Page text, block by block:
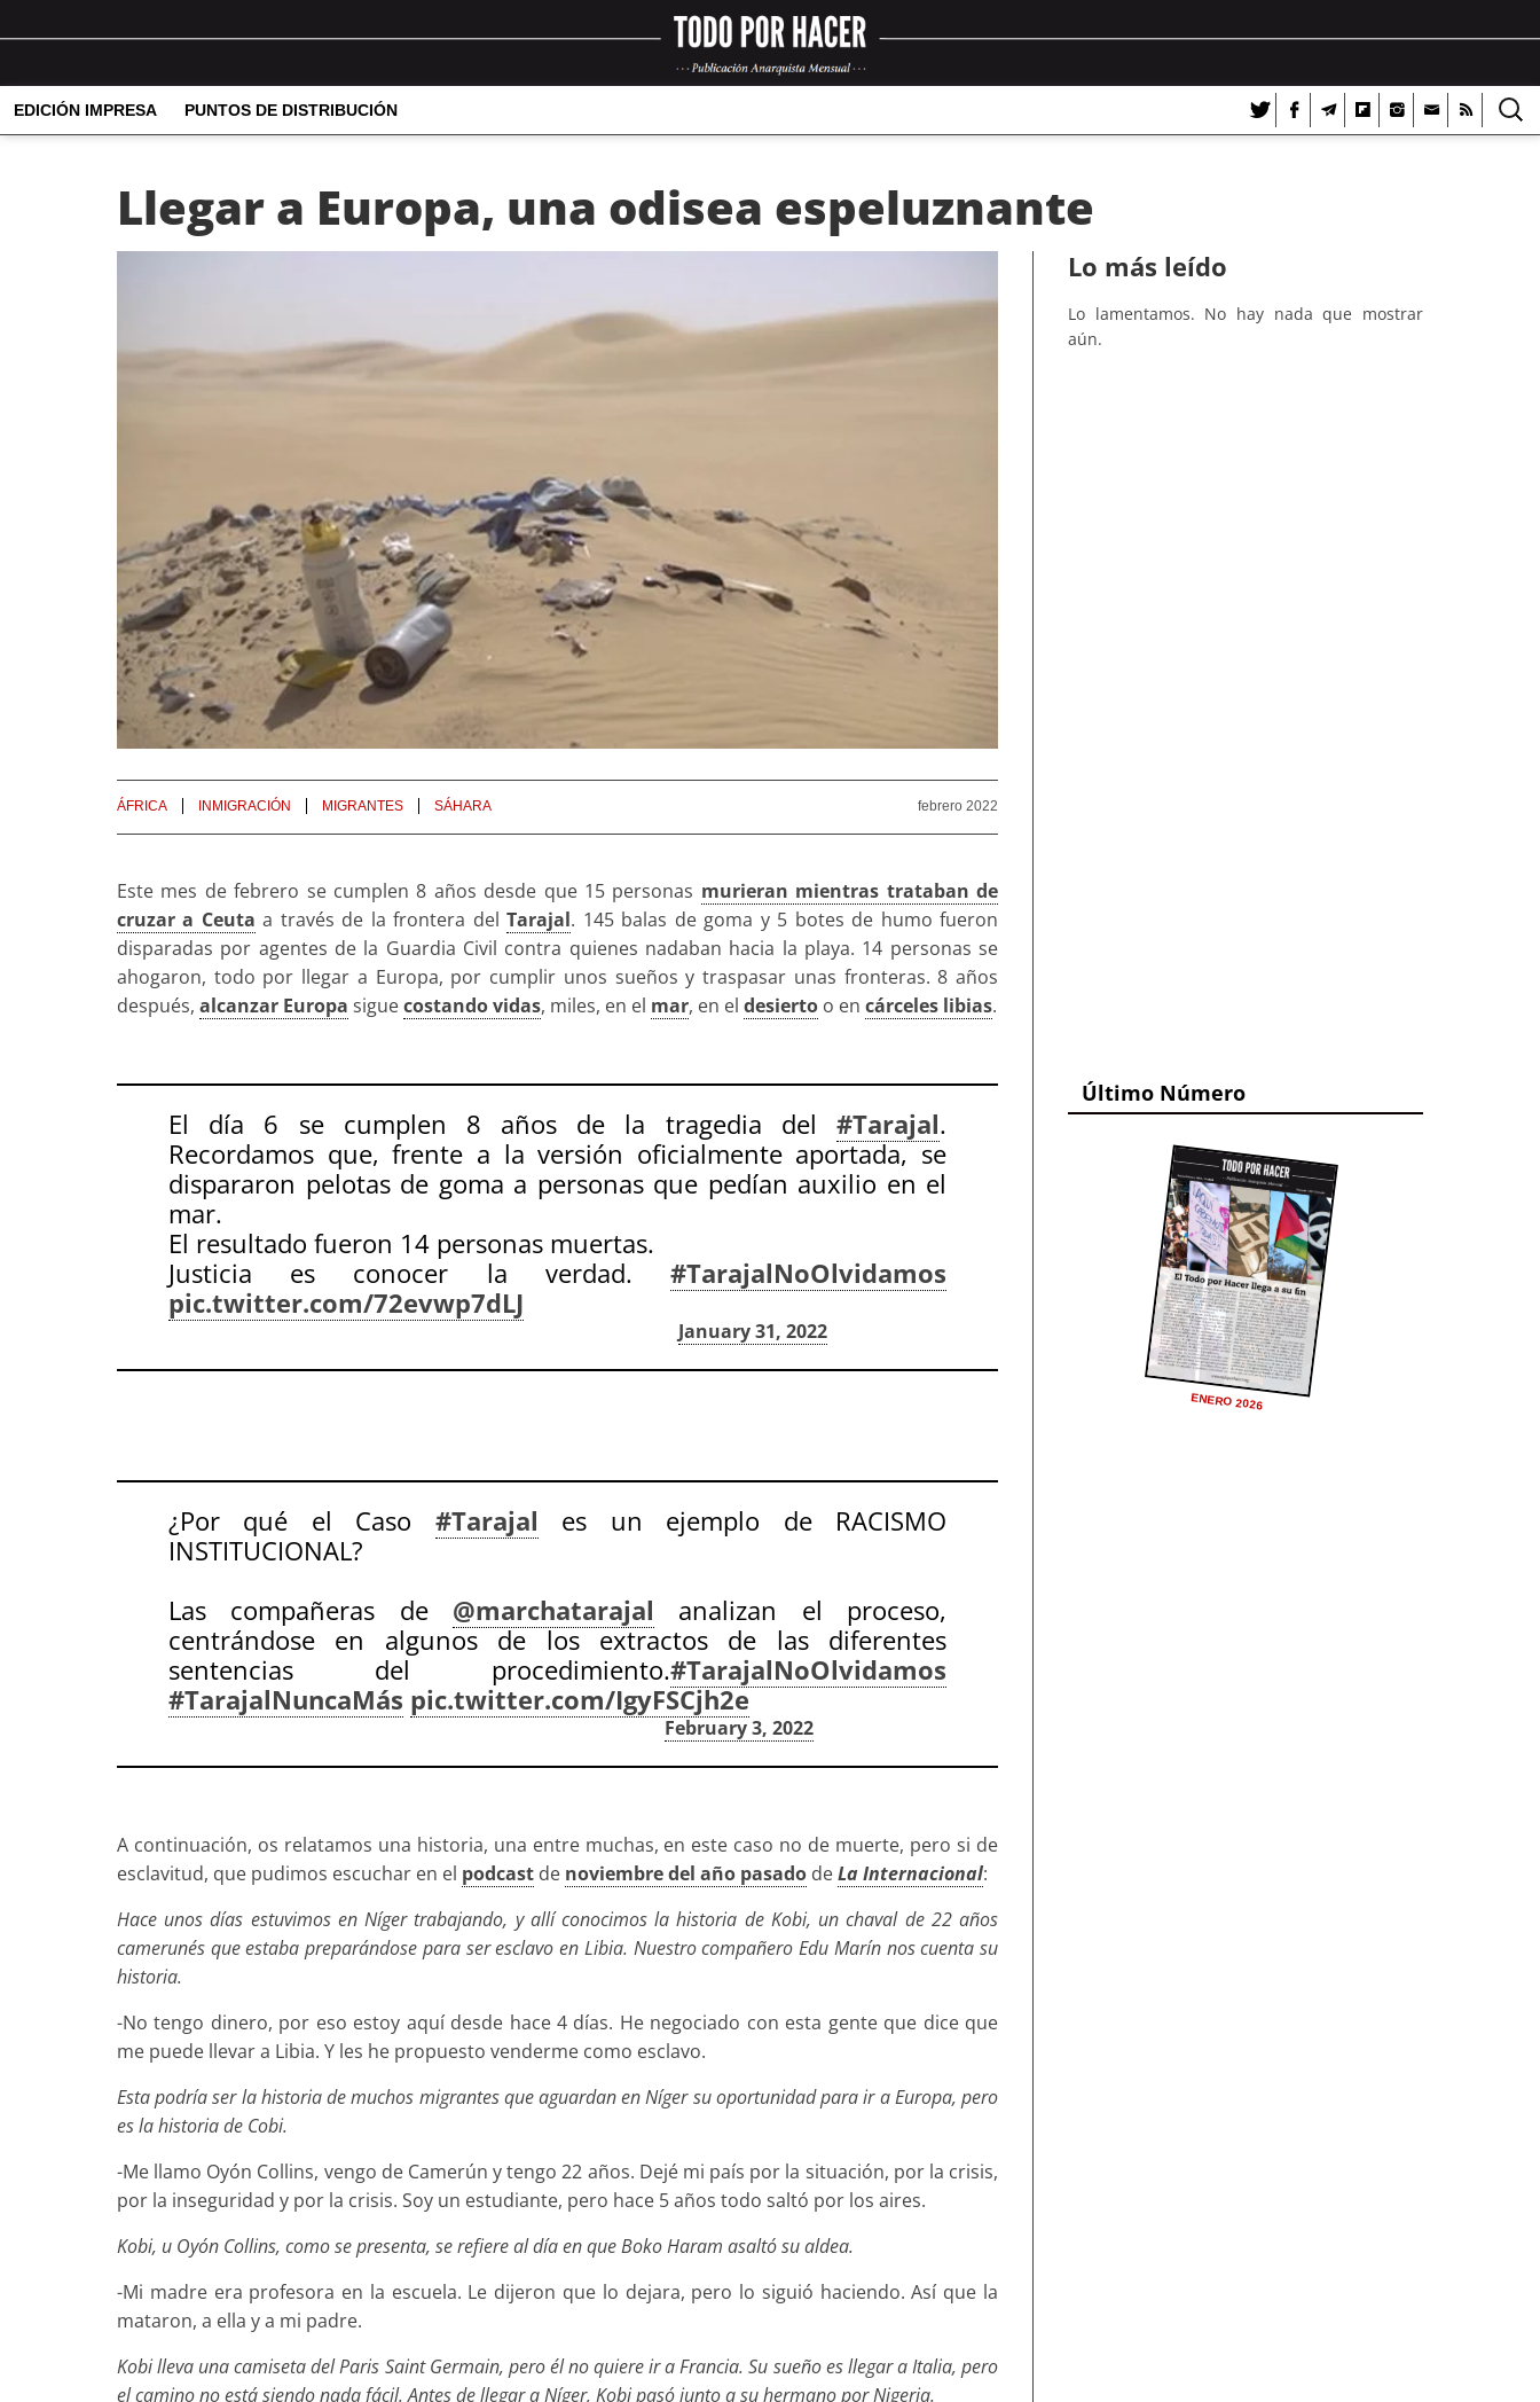
EDICIÓN IMPRESA PUNTOS DE DISTRIBUCIÓN
Llegar a Europa, una odisea espeluznante
febrero 2022
ÁFRICA INMIGRACIÓN MIGRANTES SÁHARA
Este mes de febrero se cumplen 8 años desde que 15 personas murieran mientras trataban de
cruzar a Ceuta a través de la frontera delTarajal. 145 balas de goma y 5 botes de humo fueron
disparadas por agentes de la Guardia Civil contra quienes nadaban hacia la playa. 14 personas se
ahogaron, todo por llegar a Europa, por cumplir unos sueños y traspasar unas fronteras. 8 años
después, alcanzar Europa siguecostando vidas, miles, en el mar, en el desierto o en cárceles libias.
El día 6 se cumplen 8 años de la tragedia del #Tarajal.
Recordamos que, frente a la versión oficialmente aportada, se
dispararon pelotas de goma a personas que pedían auxilio en el
mar.
El resultado fueron 14 personas muertas.
Justicia es conocer la verdad. #TarajalNoOlvidamos
pic.twitter.com/72evwp7dLJ
January 31, 2022
¿Por qué el Caso #Tarajal es un ejemplo de RACISMO
INSTITUCIONAL?
Las compañeras de @marchatarajal analizan el proceso,
centrándose en algunos de los extractos de las diferentes
sentencias del procedimiento.#TarajalNoOlvidamos
#TarajalNuncaMás pic.twitter.com/IgyFSCjh2e
February 3, 2022
A continuación, os relatamos una historia, una entre muchas, en este caso no de muerte, pero si de
esclavitud, que pudimos escuchar en el podcast de noviembre del año pasado deLa Internacional:
Hace unos días estuvimos en Níger trabajando, y allí conocimos la historia de Kobi, un chaval de 22 años
camerunés que estaba preparándose para ser esclavo en Libia. Nuestro compañero Edu Marín nos cuenta su
historia.
-No tengo dinero, por eso estoy aquí desde hace 4 días. He negociado con esta gente que dice que
me puede llevar a Libia. Y les he propuesto venderme como esclavo.
Esta podría ser la historia de muchos migrantes que aguardan en Níger su oportunidad para ir a Europa, pero
es la historia de Cobi.
-Me llamo Oyón Collins, vengo de Camerún y tengo 22 años. Dejé mi país por la situación, por la crisis,
por la inseguridad y por la crisis. Soy un estudiante, pero hace 5 años todo saltó por los aires.
Kobi, u Oyón Collins, como se presenta, se refiere al día en que Boko Haram asaltó su aldea.
-Mi madre era profesora en la escuela. Le dijeron que lo dejara, pero lo siguió haciendo. Así que la
mataron, a ella y a mi padre.
Kobi lleva una camiseta del Paris Saint Germain, pero él no quiere ir a Francia. Su sueño es llegar a Italia, pero
el camino no está siendo nada fácil. Antes de llegar a Níger, Kobi pasó junto a su hermano por Nigeria.
Lo más leído
Lo lamentamos. No hay nada que mostrar
aún.
Último Número
ENERO 2026